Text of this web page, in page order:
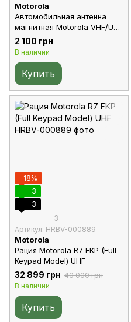
Motorola
Автомобильная антенна
магнитная Motorola VHF/UHF
кабель 4м
2 100 грн
В наличии
Купить
−18%
3
3
3
Артикул: HRBV-000889
Motorola
Рация Motorola R7 FKP (Full
Keypad Model) UHF
32 899 грн 40 000 грн
В наличии
Купить